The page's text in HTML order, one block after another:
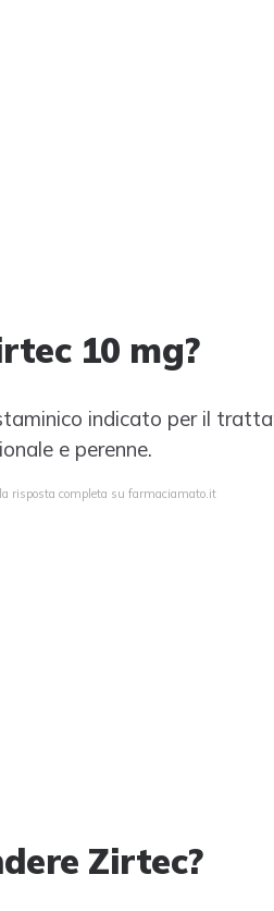
10 mg?
indicato per il
e perenne.
risposta completa su farmaciamato.it
Zirtec?